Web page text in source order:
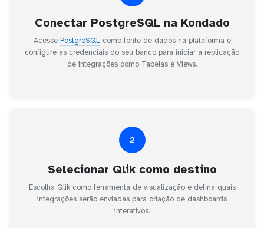
Conectar PostgreSQL na Kondado
Acesse PostgreSQLcomo fonte de dados na plataforma e
configure as credenciais do seu banco para iniciar a replicação
de integrações como Tabelas e Views.
2
Selecionar Qlik como destino
Escolha Qlik como ferramenta de visualização e defina quais
integrações serão enviadas para criação de dashboards
interativos.